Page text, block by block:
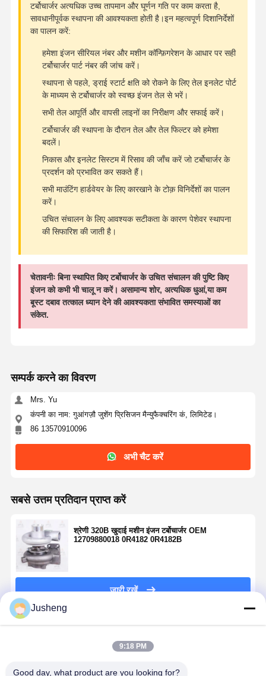
टर्बोचार्जर अत्यधिक उच्च तापमान और घूर्णन गति पर काम करता है,
सावधानीपूर्वक स्थापना की आवश्यकता होती है।इन महत्वपूर्ण दिशानिर्देशों
का पालन करें:
हमेशा इंजन सीरियल नंबर और मशीन कॉन्फ़िगरेशन के आधार पर सही
टर्बोचार्जर पार्ट नंबर की जांच करें।
स्थापना से पहले, ड्राई स्टार्ट क्षति को रोकने के लिए तेल इनलेट पोर्ट
के माध्यम से टर्बोचार्जर को स्वच्छ इंजन तेल से भरें।
सभी तेल आपूर्ति और वापसी लाइनों का निरीक्षण और सफाई करें।
टर्बोचार्जर की स्थापना के दौरान तेल और तेल फिल्टर को हमेशा
बदलें।
निकास और इनलेट सिस्टम में रिसाव की जाँच करें जो टर्बोचार्जर के
प्रदर्शन को प्रभावित कर सकते हैं।
सभी माउंटिंग हार्डवेयर के लिए कारखाने के टोक़ विनिर्देशों का पालन
करें।
उचित संचालन के लिए आवश्यक सटीकता के कारण पेशेवर स्थापना
की सिफारिश की जाती है।
चेतावनीः बिना स्थापित किए टर्बोचार्जर के उचित संचालन की पुष्टि किए
इंजन को कभी भी चालू न करें। असामान्य शोर, अत्यधिक धुआं,या कम
बूस्ट दबाव तत्काल ध्यान देने की आवश्यकता संभावित समस्याओं का
संकेत.
सम्पर्क करने का विवरण
Mrs. Yu
कंपनी का नाम: गुआंगज़ौ जुशेंग प्रिसिजन मैन्युफैक्चरिंग कं, लिमिटेड।
86 13570910096
अभी चैट करें
सबसे उत्तम प्रतिदान प्राप्त करें
श्रेणी 320B खुदाई मशीन इंजन टर्बोचार्जर OEM
12709880018 0R4182 0R4182B
जारी रखें
Jusheng
9:18 PM
Good day, what product are you looking for?